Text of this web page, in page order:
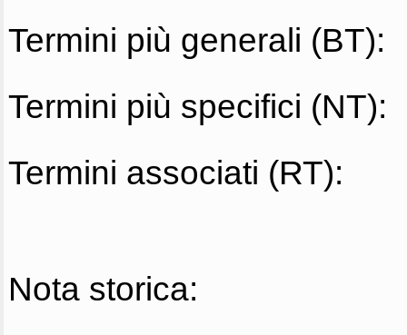
Termini più generali (BT):
Termini più specifici (NT):
Termini associati (RT):
Nota storica: